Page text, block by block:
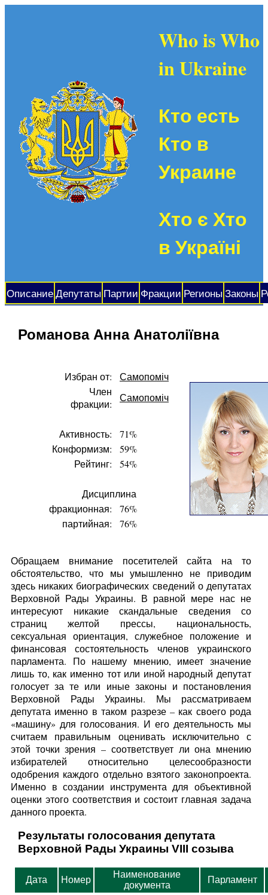
Who is Who
in Ukraine
Кто есть
Кто в
Украине
Хто є Хто
в Україні
Описание Депутаты Партии Фракции Регионы Законы
Романова Анна Анатоліївна
Избран от:
Самопоміч
Член
фракции:
Самопоміч
Активность:
71%
Конформизм:
59%
Рейтинг:
54%
Дисциплина
фракционная:
76%
партийная:
76%
Обращаем внимание посетителей сайта на то
обстоятельство, что мы умышленно не приводим
здесь никаких биографических сведений о депутатах
Верховной Рады Украины. В равной мере нас не
интересуют никакие скандальные сведения со
страниц желтой прессы, национальность,
сексуальная ориентация, служебное положение и
финансовая состоятельность членов украинского
парламента. По нашему мнению, имеет значение
лишь то, как именно тот или иной народный депутат
голосует за те или иные законы и постановления
Верховной Рады Украины. Мы рассматриваем
депутата именно в таком разрезе – как своего рода
«машину» для голосования. И его деятельность мы
считаем правильным оценивать исключительно с
этой точки зрения – соответствует ли она мнению
избирателей относительно целесообразности
одобрения каждого отдельно взятого законопроекта.
Именно в создании инструмента для объективной
оценки этого соответствия и состоит главная задача
данного проекта.
Результаты голосования депутата
Верховной Рады Украины VIII созыва
Дата Номер
Наименование
документа
Парламент